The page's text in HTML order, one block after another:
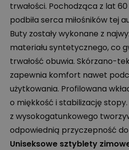
trwałości. Pochodząca z lat
podbiła serca miłośników tej
Buty zostały wykonane z
materiału syntetycznego, co
trwałość obuwia. Skórzano-
zapewnia komfort nawet
użytkowania. Profilowana
o miękkość i stabilizację
z wysokogatunkowego
odpowiednią przyczepność do
Uniseksowe sztyblety